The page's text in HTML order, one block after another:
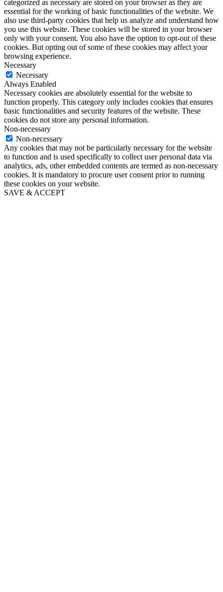
categorized as necessary are stored on your browser as they are
essential for the working of basic functionalities of the website. We
also use third-party cookies that help us analyze and understand how
you use this website. These cookies will be stored in your browser
only with your consent. You also have the option to opt-out of these
cookies. But opting out of some of these cookies may affect your
browsing experience.
Necessary
Necessary
Always Enabled
Necessary cookies are absolutely essential for the website to
function properly. This category only includes cookies that ensures
basic functionalities and security features of the website. These
cookies do not store any personal information.
Non-necessary
Non-necessary
Any cookies that may not be particularly necessary for the website
to function and is used specifically to collect user personal data via
analytics, ads, other embedded contents are termed as non-necessary
cookies. It is mandatory to procure user consent prior to running
these cookies on your website.
SAVE & ACCEPT